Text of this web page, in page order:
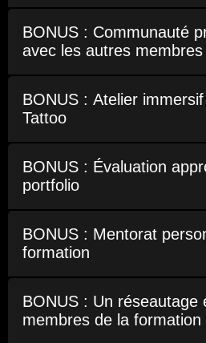
BONUS : Communauté
avec les autres membres
BONUS : Atelier
Tattoo
BONUS : Évaluation
portfolio
BONUS : Mentorat
formation
BONUS : Un réseautage
membres de la formation